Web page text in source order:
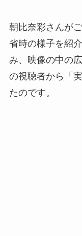
朝比奈彩さんが
省時の様子を紹
み、映像の中の
の視聴者から「
たのです。